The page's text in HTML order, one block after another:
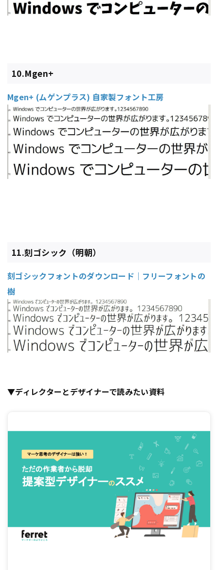
10.Mgen+
Mgen+ (ムゲンプラス) 自家製フォント工房
11.刻ゴシック（明朝）
刻ゴシックフォントのダウンロード｜フリーフォントの
樹
▼ディレクターとデザイナーで読みたい資料